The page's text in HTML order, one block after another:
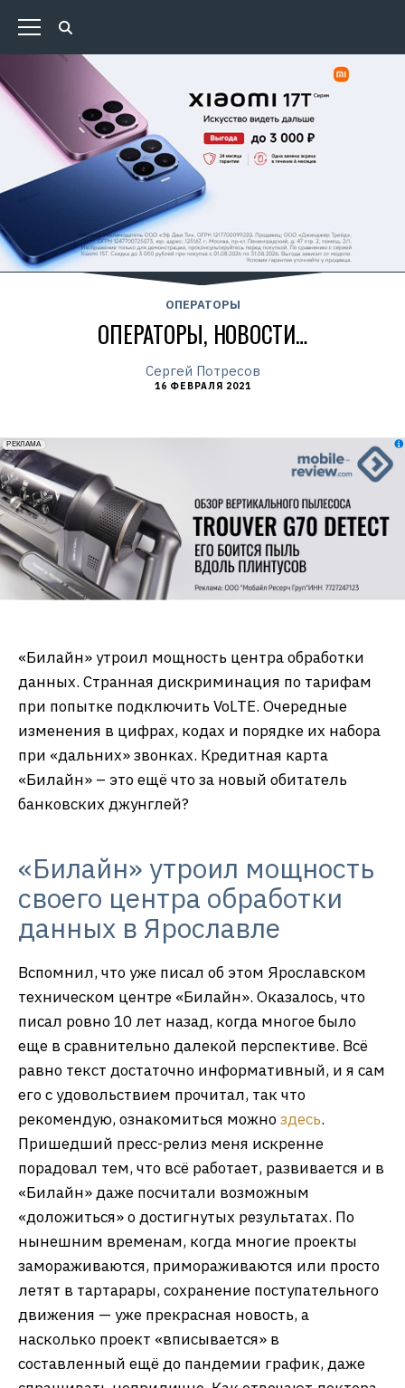
ОПЕРАТОРЫ
ОПЕРАТОРЫ, НОВОСТИ…
Сергей Потресов
16 ФЕВРАЛЯ 2021
erid: 2VfnxxmNzs5
РЕКЛАМА
«Билайн» утроил мощность центра обработки
данных. Странная дискриминация по тарифам
при попытке подключить VoLTE. Очередные
изменения в цифрах, кодах и порядке их набора
при «дальних» звонках. Кредитная карта
«Билайн» – это ещё что за новый обитатель
банковских джунглей?
«Билайн» утроил мощность
своего центра обработки
данных в Ярославле
Вспомнил, что уже писал об этом Ярославском
техническом центре «Билайн». Оказалось, что
писал ровно 10 лет назад, когда многое было
еще в сравнительно далекой перспективе. Всё
равно текст достаточно информативный, и я сам
его с удовольствием прочитал, так что
рекомендую, ознакомиться можноздесь.
Пришедший пресс-релиз меня искренне
порадовал тем, что всё работает, развивается и в
«Билайн» даже посчитали возможным
«доложиться» о достигнутых результатах. По
нынешним временам, когда многие проекты
замораживаются, примораживаются или просто
летят в тартарары, сохранение поступательного
движения — уже прекрасная новость, а
насколько проект «вписывается» в
составленный ещё до пандемии график, даже